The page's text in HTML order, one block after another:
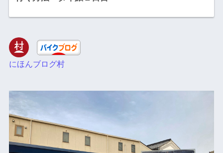
にほんブログ村